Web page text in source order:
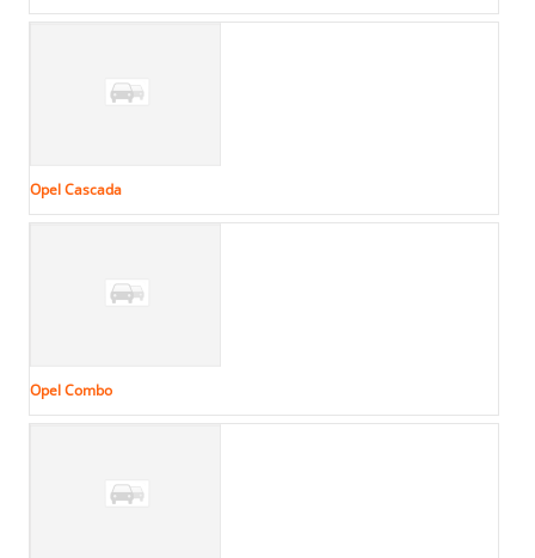
Opel Cascada
Opel Combo